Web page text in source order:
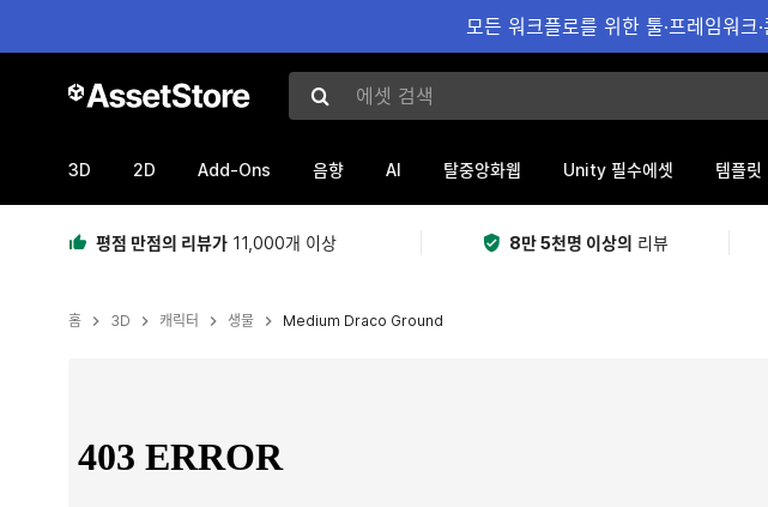
모든 워크플로를 위한 툴·프레임워
에셋 검색
3D 2D Add-Ons 음향 AI 탈중앙화웹 Unity 필수에셋 템플릿
평점 만점의 리뷰가 11,000개 이상 8만 5천명 이상의 리뷰
홈 3D 캐릭터 생물 Medium Draco Ground